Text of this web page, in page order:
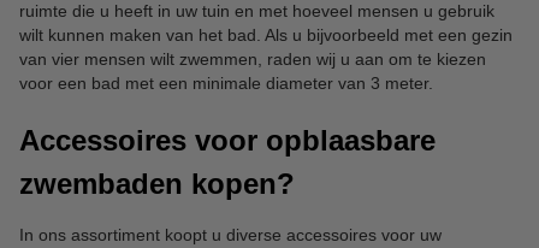
ruimte die u heeft in uw tuin en met hoeveel mensen u gebruik
wilt kunnen maken van het bad. Als u bijvoorbeeld met een gezin
van vier mensen wilt zwemmen, raden wij u aan om te kiezen
voor een bad met een minimale diameter van 3 meter.
Accessoires voor opblaasbare
zwembaden kopen?
In ons assortiment koopt u diverse accessoires voor uw